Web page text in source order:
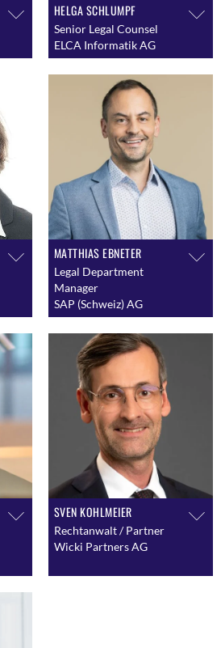
HELGA SCHLUMPF
Senior Legal Counsel
ELCA Informatik AG
MATTHIAS EBNETER
Legal Department
Manager
SAP (Schweiz) AG
SVEN KOHLMEIER
Rechtanwalt / Partner
Wicki Partners AG